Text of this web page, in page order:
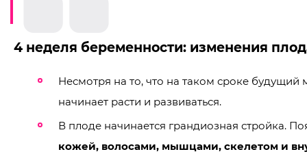
4 неделя беременности: изменения
Несмотря на то, что на таком сроке
начинает расти и развиваться.
В плоде начинается грандиозная стройка.
кожей, волосами, мышцами, скелетом и